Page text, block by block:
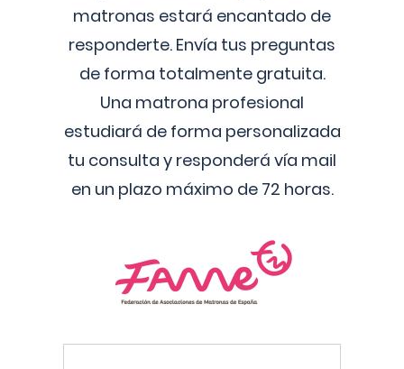
matronas estará encantado de
responderte. Envía tus preguntas
de forma totalmente gratuita.
Una matrona profesional
estudiará de forma personalizada
tu consulta y responderá vía mail
en un plazo máximo de 72 horas.